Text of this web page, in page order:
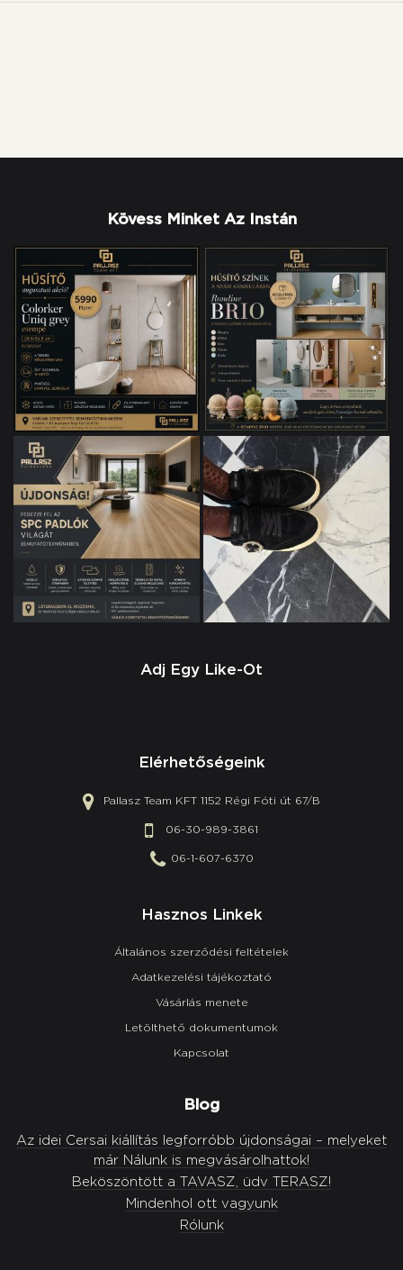
Kövess Minket Az Instán
Adj Egy Like-Ot
Elérhetőségeink
Pallasz Team KFT 1152 Régi Fóti út 67/B
06-30-989-3861
06-1-607-6370
Hasznos Linkek
Általános szerződési feltételek
Adatkezelési tájékoztató
Vásárlás menete
Letölthető dokumentumok
Kapcsolat
Blog
Az idei Cersai kiállítás legforróbb újdonságai – melyeket
már Nálunk is megvásárolhattok!
Beköszöntött a TAVASZ, üdv TERASZ!
Mindenhol ott vagyunk
Rólunk